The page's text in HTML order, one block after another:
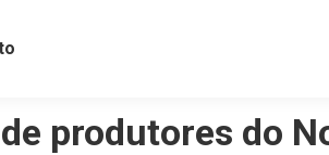
produtores do